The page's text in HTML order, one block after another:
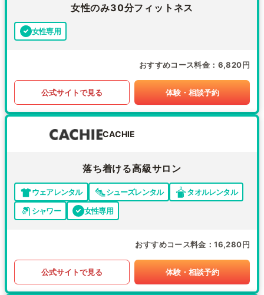
女性のみ30分フィットネス
女性専用
おすすめコース料金 6,820円
公式サイトで見る 体験・相談予約
CACHIE
落ち着ける高級サロン
ウェアレンタル シューズレンタル
タオルレンタル
シャワー
女性専用
おすすめコース料金 16,280円
公式サイトで見る 体験・相談予約